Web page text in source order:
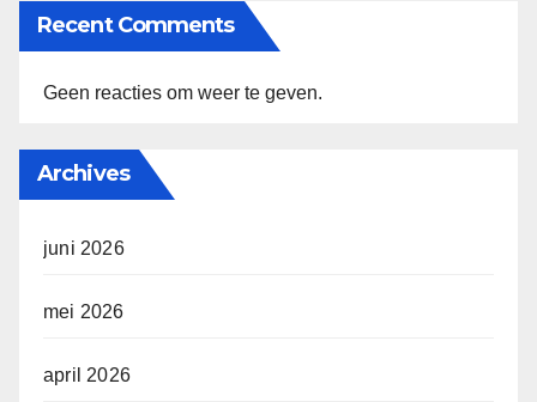
Recent Comments
Geen reacties om weer te geven.
Archives
juni 2026
mei 2026
april 2026